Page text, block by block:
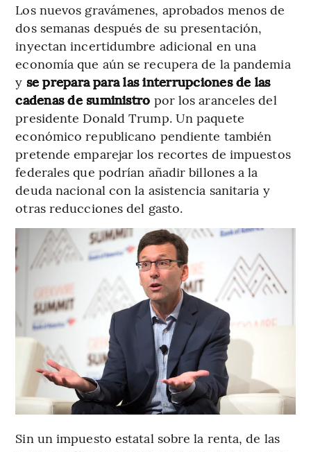
Los nuevos gravámenes, aprobados menos de
dos semanas después de su presentación,
inyectan incertidumbre adicional en una
economía que aún se recupera de la pandemia
y se prepara para las interrupciones de las
cadenas de suministro por los aranceles del
presidente Donald Trump. Un paquete
económico republicano pendiente también
pretende emparejar los recortes de impuestos
federales que podrían añadir billones a la
deuda nacional con la asistencia sanitaria y
otras reducciones del gasto.
Sin un impuesto estatal sobre la renta, de las